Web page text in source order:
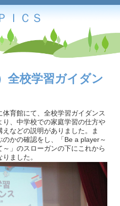
ＩＣＳ
全校学習ガイダン
育館にて、全校学習ガイダンス
、中学校での家庭学習の仕方や
などの説明がありました。ま
かの確認をし、「Be a player～
」のスローガンの下にこれから
ました。